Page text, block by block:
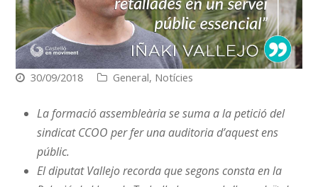
30/09/2018 General, Notícies
La formació assembleària se suma a la petició del
sindicat CCOO per fer una auditoria d’aquest ens
públic.
El diputat Vallejo recorda que segons consta en la